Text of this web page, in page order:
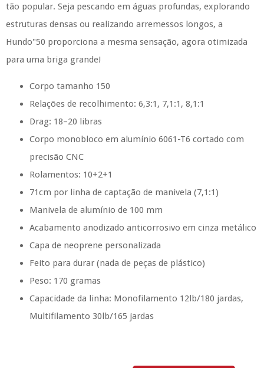
tão popular. Seja pescando em águas profundas, explorando
estruturas densas ou realizando arremessos longos, a
Hundo"50 proporciona a mesma sensação, agora otimizada
para uma briga grande!
Corpo tamanho 150
Relações de recolhimento: 6,3:1, 7,1:1, 8,1:1
Drag: 18–20 libras
Corpo monobloco em alumínio 6061-T6 cortado com
precisão CNC
Rolamentos: 10+2+1
71cm por linha de captação de manivela (7,1:1)
Manivela de alumínio de 100 mm
Acabamento anodizado anticorrosivo em cinza metálico
Capa de neoprene personalizada
Feito para durar (nada de peças de plástico)
Peso: 170 gramas
Capacidade da linha: Monofilamento 12lb/180 jardas,
Multifilamento 30lb/165 jardas